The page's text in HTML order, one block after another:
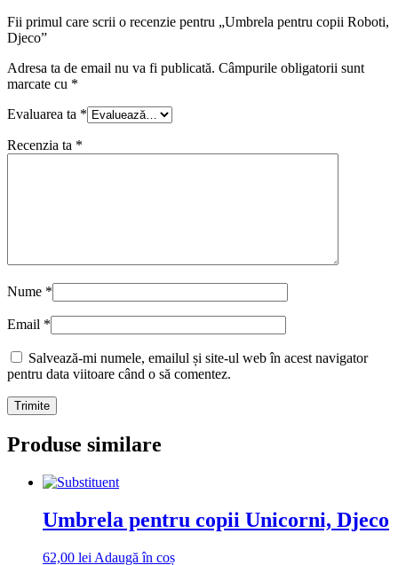
Fii primul care scrii o recenzie pentru „Umbrela pentru copii Roboti,
Djeco”
Adresa ta de email nu va fi publicată. Câmpurile obligatorii sunt
marcate cu *
Evaluarea ta *
Recenzia ta *
Nume *
Email *
Salvează-mi numele, emailul și site-ul web în acest navigator
pentru data viitoare când o să comentez.
Produse similare
Umbrela pentru copii Unicorni, Djeco
62,00 lei Adaugă în coș